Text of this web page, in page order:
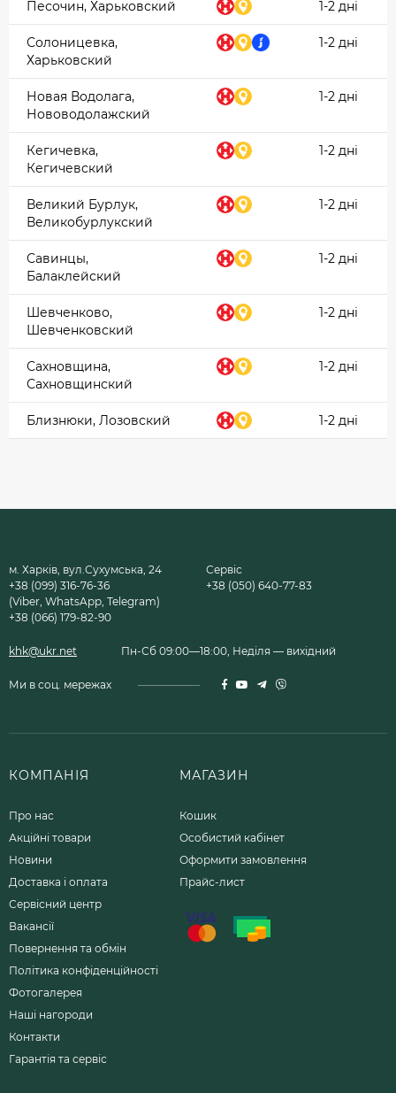
Песочин, Харьковский 1-2 дні
Солоницевка,
Харьковский
1-2 дні
Новая Водолага,
Нововодолажский
1-2 дні
Кегичевка,
Кегичевский
1-2 дні
Великий Бурлук,
Великобурлукский
1-2 дні
Савинцы,
Балаклейский
1-2 дні
Шевченково,
Шевченковский
1-2 дні
Сахновщина,
Сахновщинский
1-2 дні
Близнюки, Лозовский 1-2 дні
м. Харків, вул.Сухумська, 24
+38 (099) 316-76-36
(Viber, WhatsApp, Telegram)
+38 (066) 179-82-90
Сервіс
+38 (050) 640-77-83
khk@ukr.net Пн-Сб 09:00—18:00, Неділя — вихідний
Ми в соц. мережах
КОМПАНІЯ
Про нас
Акційні товари
Новини
Доставка і оплата
Сервісний центр
Вакансії
Повернення та обмін
Політика конфіденційності
Фотогалерея
Наші нагороди
Контакти
Гарантія та сервіс
МАГАЗИН
Кошик
Особистий кабінет
Оформити замовлення
Прайс-лист